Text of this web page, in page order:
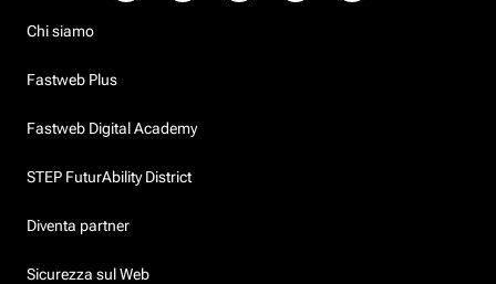
Chi siamo
Fastweb Plus
Fastweb Digital Academy
STEP FuturAbility District
Diventa partner
Sicurezza sul Web